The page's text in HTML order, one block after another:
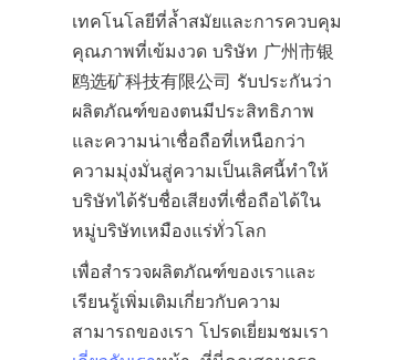
เทคโนโลยีที่ล้ำสมัยและการควบคุม
คุณภาพที่เข้มงวด บริษัท 广州市银
鸥选矿科技有限公司 รับประกันว่า
ผลิตภัณฑ์ของตนมีประสิทธิภาพ
และความน่าเชื่อถือที่เหนือกว่า
ความมุ่งมั่นสู่ความเป็นเลิศนี้ทำให้
บริษัทได้รับชื่อเสียงที่เชื่อถือได้ใน
หมู่บริษัทเหมืองแร่ทั่วโลก
เพื่อสำรวจผลิตภัณฑ์ของเราและ
เรียนรู้เพิ่มเติมเกี่ยวกับความ
สามารถของเรา โปรดเยี่ยมชมเรา